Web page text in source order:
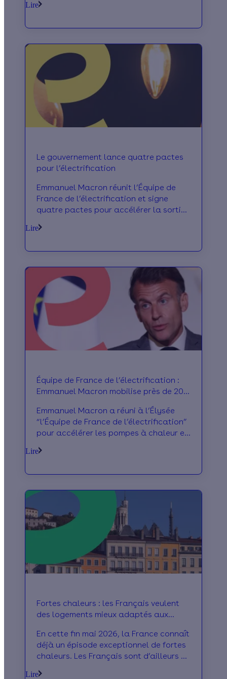
Pourquoi ne pas en profiter pour parler
énergétique ! On vous conseille 4 sujets
à aborder avec vos voisins avant de
démarrer vos travaux.
Lire
Le gouvernement lance quatre pactes
pour l’électrification
Emmanuel Macron réunit l’Équipe de
France de l’électrification et signe
quatre pactes pour accélérer la sortie
Lire
Équipe de France de l’électrification :
Emmanuel Macron mobilise près de 200
Emmanuel Macron a réuni à l’Élysée
“l’Équipe de France de l’électrification”
pour accélérer les pompes à chaleur et
Lire
Fortes chaleurs : les Français veulent
des logements mieux adaptés aux
En cette fin mai 2026, la France connaît
déjà un épisode exceptionnel de fortes
chaleurs. Les Français sont d’ailleurs de
Lire